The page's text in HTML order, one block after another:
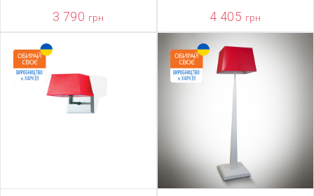
3 790 грн 4 405 грн